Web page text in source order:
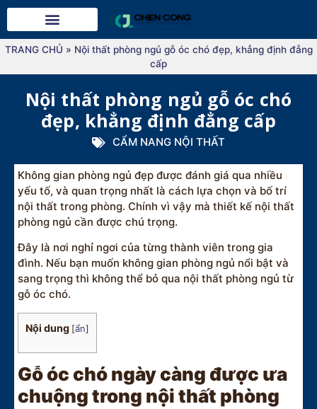
TRANG CHỦ » Nội thất phòng ngủ gỗ óc chó đẹp, khẳng định đẳng
cấp
Nội thất phòng ngủ gỗ óc chó
đẹp, khẳng định đẳng cấp
CẨM NANG NỘI THẤT
Không gian phòng ngủ đẹp được đánh giá qua nhiều
yếu tố, và quan trọng nhất là cách lựa chọn và bố trí
nội thất trong phòng. Chính vì vậy mà thiết kế nội thất
phòng ngủ cần được chú trọng.
Đây là nơi nghỉ ngơi của từng thành viên trong gia
đình. Nếu bạn muốn không gian phòng ngủ nổi bật và
sang trọng thì không thể bỏ qua nội thất phòng ngủ từ
gỗ óc chó.
Nội dung [ẩn]
Gỗ óc chó ngày càng được ưa
chuộng trong nội thất phòng